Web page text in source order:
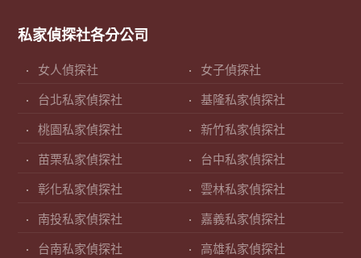
私家偵探社各分公司
女人偵探社 女子偵探社
台北私家偵探社 基隆私家偵探社
桃園私家偵探社 新竹私家偵探社
苗栗私家偵探社 台中私家偵探社
彰化私家偵探社 雲林私家偵探社
南投私家偵探社 嘉義私家偵探社
台南私家偵探社 高雄私家偵探社